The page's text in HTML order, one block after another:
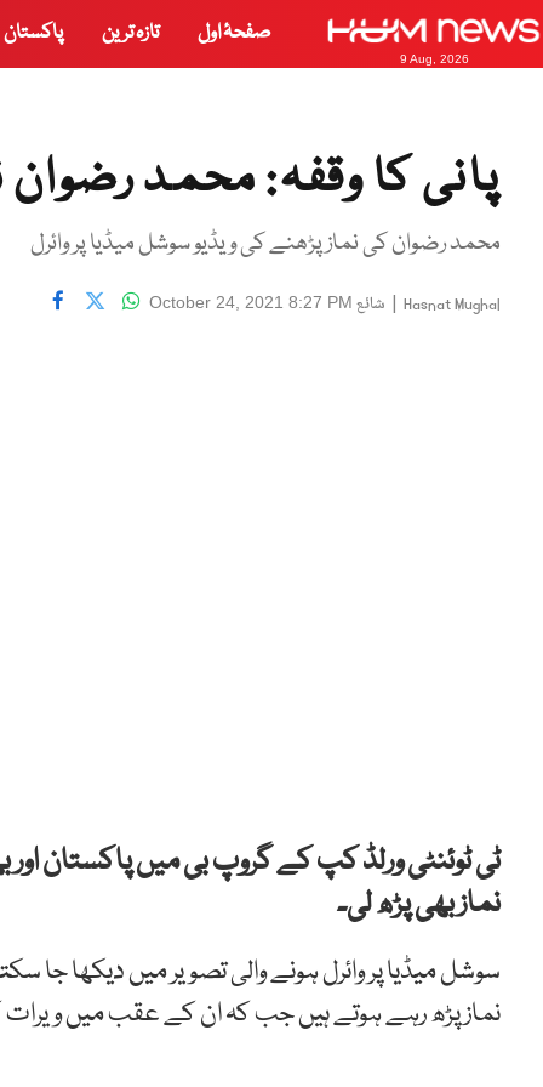
9 Aug, 2026
صفحۂ اول تازہ ترین پاکستان
پانی کا وقفہ: محمد
محمد رضوان کی نماز پڑھنے کی ویڈیو سوشل میڈیا پر وائرل
Hasnat Mughal
| شائع October 24, 2021 8:27 PM
ٹی ٹوئنٹی ورلڈ کپ کے گروپ بی میں پاکستان
نماز بھی پڑھ لی۔
سوشل میڈیا پر وائرل ہونے والی تصویر میں دیکھا
نماز پڑھ رہے ہوتے ہیں جب کہ ان کے عقب میں ویرات